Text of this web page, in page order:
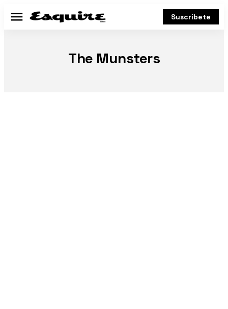
Menú Suscríbete
The Munsters